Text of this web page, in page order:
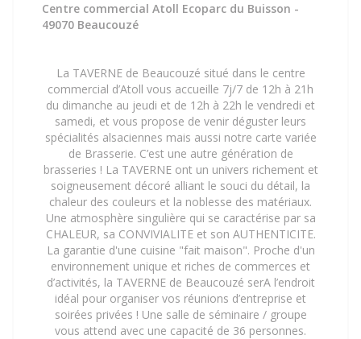
Centre commercial Atoll Ecoparc du Buisson -
49070 Beaucouzé
La TAVERNE de Beaucouzé situé dans le centre
commercial d’Atoll vous accueille 7j/7 de 12h à 21h
du dimanche au jeudi et de 12h à 22h le vendredi et
samedi, et vous propose de venir déguster leurs
spécialités alsaciennes mais aussi notre carte variée
de Brasserie. C’est une autre génération de
brasseries ! La TAVERNE ont un univers richement et
soigneusement décoré alliant le souci du détail, la
chaleur des couleurs et la noblesse des matériaux.
Une atmosphère singulière qui se caractérise par sa
CHALEUR, sa CONVIVIALITE et son AUTHENTICITE.
La garantie d'une cuisine "fait maison". Proche d'un
environnement unique et riches de commerces et
d’activités, la TAVERNE de Beaucouzé serA l’endroit
idéal pour organiser vos réunions d’entreprise et
soirées privées ! Une salle de séminaire / groupe
vous attend avec une capacité de 36 personnes.